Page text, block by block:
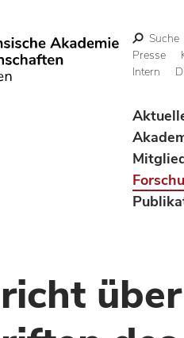
Suche
Presse
Intern
über